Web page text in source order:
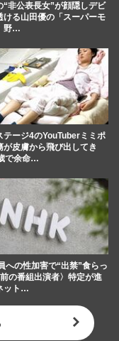
“非公表長女”が顔隠しデビ
ける山田優の「スーパーモ
野…
テージ4のYouTuberミミポ
が皮膚から飛び出してき
で余命…
への性加害で“出禁”食らっ
の番組出演者〉特定が進
ット…